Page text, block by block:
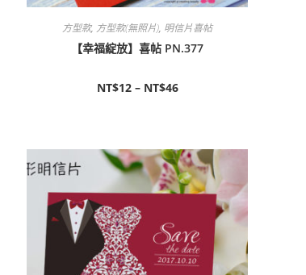
方型款, 方型款(無照片), 明信片喜帖
【幸福綻放】喜帖 PN.377
NT$12– NT$46